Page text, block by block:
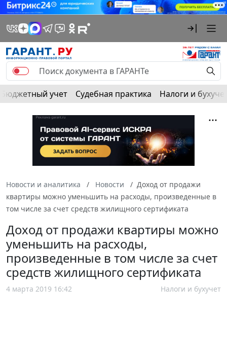
Бюджетный учет Судебная практика Налоги и
Новости и аналитика Новости
Доход от продажи
квартиры можно уменьшить на расходы, произведенные в
том числе за счет средств жилищного сертификата
Доход от продажи квартиры можно
уменьшить на расходы,
произведенные в том числе за счет
средств жилищного сертификата
4 марта 2019 16:42 Налоги и бухучет